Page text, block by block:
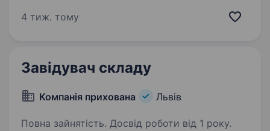
плиткою. Умови роботи: з 08:00—18:00 сб.
4 тиж. тому
Завідувач складу
Компанія прихована Львів
Повна зайнятість. Досвід роботи від 1 року.